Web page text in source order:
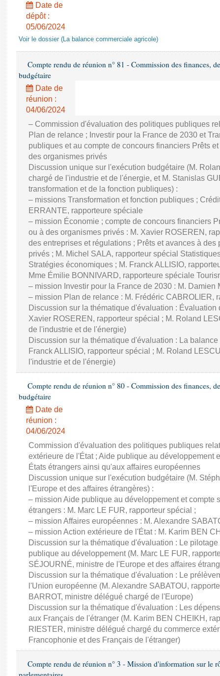
Date de
dépôt :
05/06/2024
Voir le dossier (La balance commerciale agricole)
Compte rendu de réunion n° 81 - Commission des finances,
budgétaire
Date de
réunion :
04/06/2024
– Commission d'évaluation des politiques publiques
Plan de relance ; Investir pour la France de 2030 et
publiques et au compte de concours financiers Prêts
des organismes privés
Discussion unique sur l'exécution budgétaire (M.
chargé de l'industrie et de l'énergie, et M. Stanislas
transformation et de la fonction publiques) :
– missions Transformation et fonction publiques ;
ERRANTE, rapporteure spéciale
– mission Économie ; compte de concours financiers
ou à des organismes privés : M. Xavier ROSEREN,
des entreprises et régulations ; Prêts et avances à
privés ; M. Michel SALA, rapporteur spécial
Stratégies économiques ; M. Franck ALLISIO,
Mme Émilie BONNIVARD, rapporteure spéciale
– mission Investir pour la France de 2030 : M. Damien
– mission Plan de relance : M. Frédéric CABROLIER,
Discussion sur la thématique d'évaluation :
Xavier ROSEREN, rapporteur spécial ; M. Roland
de l'industrie et de l'énergie)
Discussion sur la thématique d'évaluation : La
Franck ALLISIO, rapporteur spécial ; M. Roland
l'industrie et de l'énergie)
Compte rendu de réunion n° 80 - Commission des finances,
budgétaire
Date de
réunion :
04/06/2024
Commission d'évaluation des politiques publiques
extérieure de l'État ; Aide publique au développement
États étrangers ainsi qu'aux affaires européennes
Discussion unique sur l'exécution budgétaire (M.
l'Europe et des affaires étrangères) :
– mission Aide publique au développement et compte
étrangers : M. Marc LE FUR, rapporteur spécial ;
– mission Affaires européennes : M. Alexandre
– mission Action extérieure de l'État : M. Karim BEN
Discussion sur la thématique d'évaluation : Le
publique au développement (M. Marc LE FUR,
SÉJOURNÉ, ministre de l'Europe et des affaires
Discussion sur la thématique d'évaluation : Le
l'Union européenne (M. Alexandre SABATOU,
BARROT, ministre délégué chargé de l'Europe)
Discussion sur la thématique d'évaluation : Les
aux Français de l'étranger (M. Karim BEN CHEIKH,
RIESTER, ministre délégué chargé du commerce
Francophonie et des Français de l'étranger)
Compte rendu de réunion n° 3 - Mission d'information sur le